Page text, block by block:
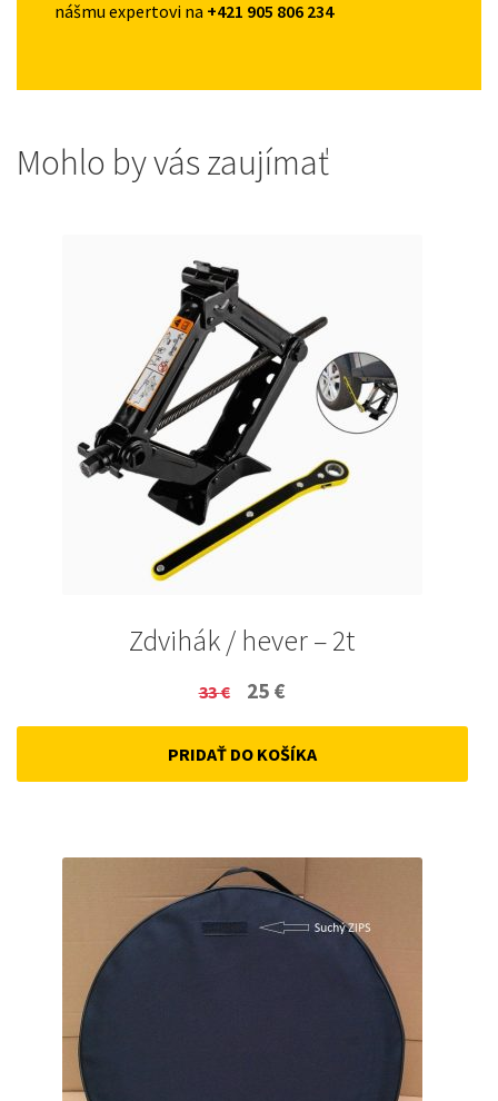
nášmu expertovi na +421 905 806 234
Mohlo by vás zaujímať
Zdvihák / hever – 2t
33€
Original
price
was:
25 €
price
is:
PRIDAŤ DO KOŠÍKA